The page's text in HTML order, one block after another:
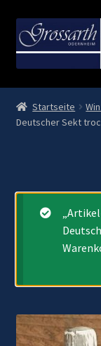
Navigation
Zum
Inhalt
Start
AGB
Kasse
Lieferung und
Startseite
Deutscher Sekt